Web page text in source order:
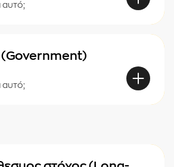
αυτό;
αυτό;